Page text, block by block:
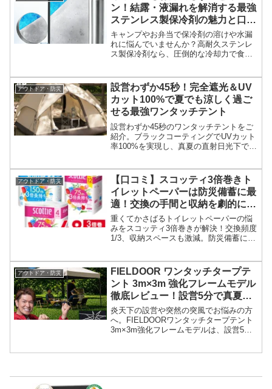
ン！結露・液漏れを解消する最強
ステンレス製保冷剤の魅力と口コ
ミを徹底検証
キャンプやお弁当で保冷剤の溶けや水漏
れに悩んでいませんか？高耐久ステンレ
ス製保冷剤なら、圧倒的な冷却力で食材
ます。
アウトドア・防災
設営わずか45秒！完全遮光＆UV
カット100%で夏でも涼しく過ご
せる最強ワンタッチテント
設営わずか45秒のワンタッチテントをご
紹介。ブラックコーティングでUVカット
率100%を実現し、真夏の直射日光下でも
なアウトドア体験を始めましょう。
アウトドア・防災
【口コミ】スコッティ3倍巻きト
イレットペーパーは防災備蓄に最
適！交換の手間と収納を劇的に減
らす賢い選択
重くてかさばるトイレットペーパーの悩
みをスコッティ3倍巻きが解決！交換頻度
1/3、収納スペースも激減。防災備蓄にも
アウトドア・防災
FIELDOOR ワンタッチタープテ
ント 3m×3m 強化フレームモデル
徹底レビュー！設営5分で真夏を
涼しい特等席に
炎天下の設営や突然の突風でお悩みの方
へ。FIELDOORワンタッチタープテント
3m×3m強化フレームモデルは、設営5